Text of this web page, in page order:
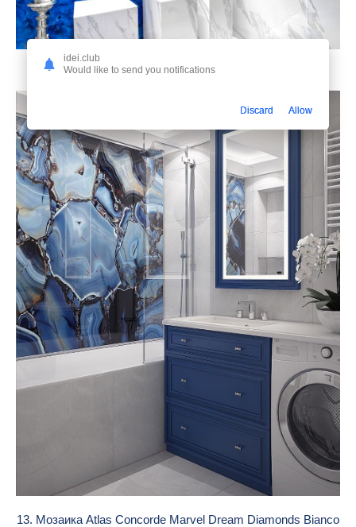
12. Синий мрамор в ванную комнату
13. Мозаика Atlas Concorde Marvel Dream Diamonds Bianco
idei.club
Would like to send you notifications
Discard Allow